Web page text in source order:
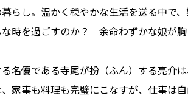
らし。温かく穏やかな生活を送る中で
時を過ごすのか？ 余命わずかな娘が胸
名優である寺尾が扮（ふん）する亮介
家事も料理も完璧にこなすが、仕事は